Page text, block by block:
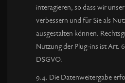
interagieren, so dass wir
verbessern und für Sie als
ausgestalten können.
Nutzung der Plug-ins ist Art. 6
DSGVO.
9.4. Die Datenweitergabe